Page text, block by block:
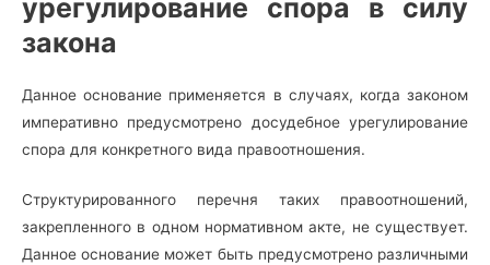
урегулирование спора в силу
закона
Данное основание применяется в случаях, когда законом
императивно предусмотрено досудебное урегулирование
спора для конкретного вида правоотношения.
Структурированного перечня таких правоотношений,
закрепленного в одном нормативном акте, не существует.
Данное основание может быть предусмотрено различными